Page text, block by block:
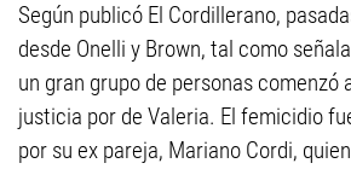
Según publicó El Cordillerano,
desde Onelli y Brown, tal como
un gran grupo de personas comenzó
justicia por de Valeria. El femicidio
por su ex pareja, Mariano Cordi,